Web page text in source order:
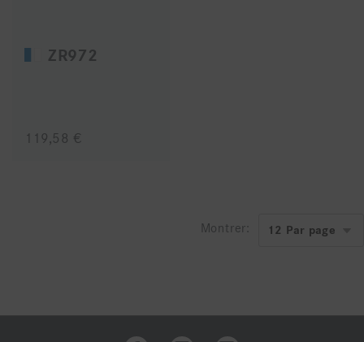
ZR972
119,58 €
Montrer: